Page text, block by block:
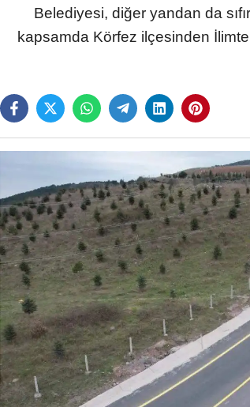
Belediyesi, diğer yandan da
kapsamda Körfez ilçesinden